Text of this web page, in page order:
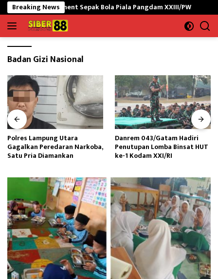
Langsung
ke
konten
Breaking News
Turnament Sepak Bola Piala Pangdam XXIII/PW Polres
Badan Gizi Nasional
Polres Lampung Utara
Gagalkan Peredaran Narkoba,
Satu Pria Diamankan
Danrem 043/Gatam Hadiri
Penutupan Lomba Binsat HUT
ke-1 Kodam XXI/RI